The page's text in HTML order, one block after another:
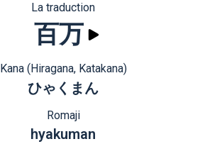
La traduction
百万
Kana (Hiragana, Katakana)
ひゃくまん
Romaji
hyakuman